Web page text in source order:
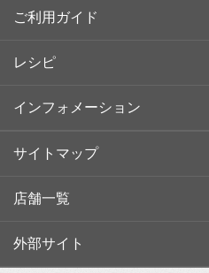
ご利用ガイド
レシピ
インフォメーション
サイトマップ
店舗一覧
外部サイト